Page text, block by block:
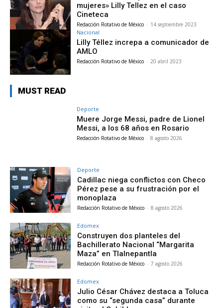
mujeres» Lilly Tellez en el caso
Cineteca
Redacción Rotativo de México - 14 septiembre 2023
Nacional
Lilly Téllez increpa a comunicador de
AMLO
Redacción Rotativo de México - 20 abril 2023
MUST READ
Deporte
Muere Jorge Messi, padre de Lionel
Messi, a los 68 años en Rosario
Redacción Rotativo de México - 8 agosto 2026
Deporte
Cadillac niega conflictos con Checo
Pérez pese a su frustración por el
monoplaza
Redacción Rotativo de México - 8 agosto 2026
Edomex
Construyen dos planteles del
Bachillerato Nacional “Margarita
Maza” en Tlalnepantla
Redacción Rotativo de México - 7 agosto 2026
Edomex
Julio César Chávez destaca a Toluca
como su “segunda casa” durante